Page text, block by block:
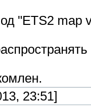
"ETS2 map
23:51]